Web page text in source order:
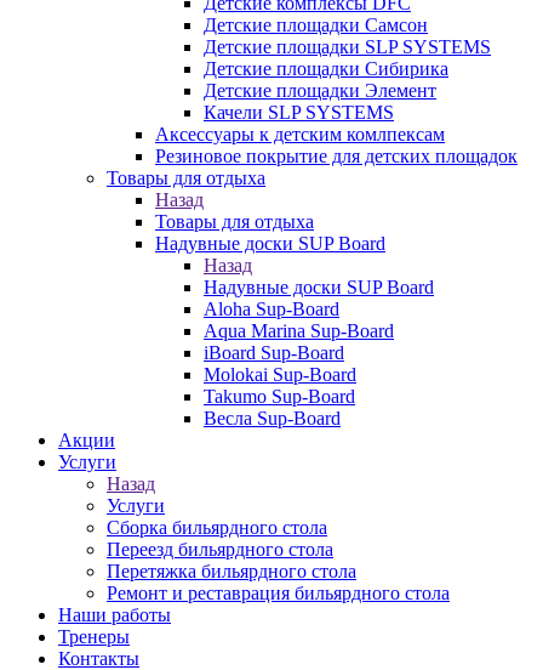
Детские площадки Самсон
Детские площадки SLP SYSTEMS
Детские площадки Сибирика
Детские площадки Элемент
Качели SLP SYSTEMS
Аксессуары к детским комлпексам
Резиновое покрытие для детских площадок
Товары для отдыха
Назад
Товары для отдыха
Надувные доски SUP Board
Назад
Надувные доски SUP Board
Aloha Sup-Board
Aqua Marina Sup-Board
iBoard Sup-Board
Molokai Sup-Board
Takumo Sup-Board
Весла Sup-Board
Акции
Услуги
Назад
Услуги
Сборка бильярдного стола
Переезд бильярдного стола
Перетяжка бильярдного стола
Ремонт и реставрация бильярдного стола
Наши работы
Тренеры
Контакты